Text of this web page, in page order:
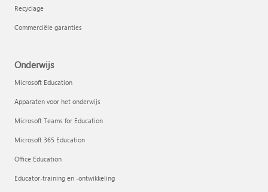
Recyclage
Commerciële garanties
Onderwijs
Microsoft Education
Apparaten voor het onderwijs
Microsoft Teams for Education
Microsoft 365 Education
Office Education
Educator-training en -ontwikkeling